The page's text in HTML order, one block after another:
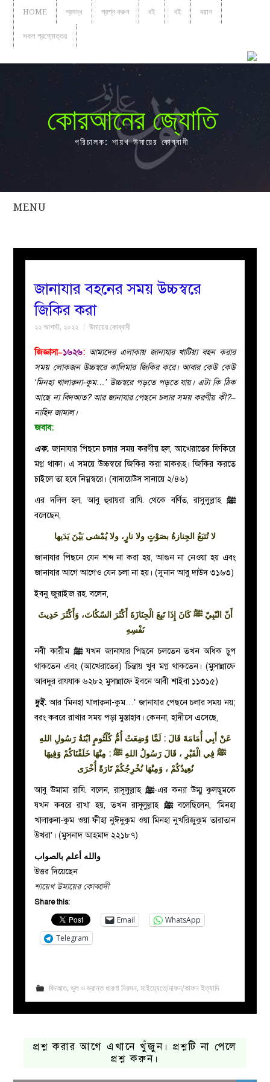
HOME প্রবন্ধ প্রশ্ন করুন বই বই বয়ান
সকল প্রশ্নোত্তর
কোরআনের জ্যোতি
পরিচালক: শায়খ উমায়ের কোব্বাদী
MENU
সকল
বয়ান
নারীদের
মজলিস
প্রশ্ন
করুন
জানাযার বহনের সময় উচ্চস্বরে
জিকির করা
২২ আগস্ট, ২০২২ উমায়ের কোব্বাদী
জিজ্ঞাসা–১৬২৬: আমাদের এলাকায় জানাযার খাটিয়া বহন করার
সময় লোকজন উচ্চস্বরে কালিমার জিকির করে। আবার কেউ কেউ
‘মিনহা খালাক্বনা-কুম…’ উচ্চস্বরে পড়তে পড়তে যায়। এটা কি ঠিক
আছে না বিদআত? আর জানাযার পেছনে চলার সময় করণীয় কী?–
নাহিদ জামাল।
জবাব:
এক. জানাযার পিছনে চলার সময় করণীয় হল, আখেরাতের ফিকিরে
মগ্ন থাকা। এ সময়ে উচ্চস্বরে জিকির করা মাকরূহ। জিকির করতে
চাইলে তা হবে নিম্নস্বরে। (বাদায়েউস সানায়ে ২/৪৬)
এর দলিল হল, আবু হুরায়রা রাযি. থেকে বর্ণিত, রাসুলুল্লাহ ﷺ
বলেছেন,
لاتُتبَعُ الجِنازةُ بصَوْتٍ ولا نارٍ، ولا يُمْشى بَيْنَ يَدَيها
জানাযার পিছনে যেন শব্দ না করা হয়, আগুন না নেওয়া হয় এবং
জানাযার আগে আগেও যেন চলা না হয়। (সুনান আবু দাউদ ৩১৬৩)
ইবনু জুরাইজ রহ. বলেন,
أَنّ النّبِيّ ﷺ كَانَ إِذَا تَبِعَ الْجِنَازَةَ أَكْثَرَ السّكُاتَ، وَأَكْثَرَ حَدِيثَ
نَفْسِهِ
নবী কারীম ﷺযখন জানাযার পিছনে চলতেন তখন অধিক চুপ
থাকতেন এবং (আখেরাতের) চিন্তায় খুব মগ্ন থাকতেন। (মুসান্নাফে
আবদুর রাযযাক ৬২৮২ মুসান্নাফে ইবনে আবী শাইবা ১১৩১৫)
দুই. আর ‘মিনহা খালাক্বনা-কুম…’ জানাযার পেছনে চলার সময় নয়;
বরং কবরে রাখার সময় পড়া মুস্তাহাব। কেননা, হাদীসে এসেছে,
عَنْ أَبِي أُمَامَةَ قَالَ : لَمَّا وُضِعَتْ أُمُّ كُلْثُومٍ ابْنَةُ رَسُولِ اللهِ
ﷺ فِي الْقَبْرِ ، قَالَ رَسُولُ اللهِ ﷺ : مِنْهَا خَلَقْنَاكُمْ وَفِيهَا
نُعِيدُكُمْ ، وَمِنْهَا نُخْرِجُكُمْ تَارَةً أُخْرَى
আবু উমামা রাযি. বলেন, রাসূলুল্লাহ ﷺ-এর কন্যা উম্মু কুলছূমকে
যখন কবরে রাখা হয়, তখন রাসূলুল্লাহ ﷺবলেছিলেন, ‘মিনহা
খালাক্বনা-কুম ওয়া ফীহা নুঈদুকুম ওয়া মিনহা নুখরিজুকুম তারাতান
উখরা’। (মুসনাদ আহমাদ ২২১৮৭)
والله أعلم بالصواب
উত্তর দিয়েছেন
শায়েখ উমায়ের কোব্বাদী
Share this:
Email
WhatsApp
Telegram
বিদআত, ভুল ও ভ্রান্ত ধারণা নিরসন, মাইয়্যেতে/দাফন/কাফন ইত্যাদি
প্রশ্ন করার আগে এখানে খুঁজুন। প্রশ্নটি না পেলে
প্রশ্ন করুন।